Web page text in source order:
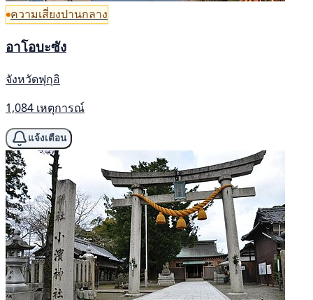
ความเสี่ยงปานกลาง
อาโอบะซัง
จังหวัดฟุกุอิ
1,084 เหตุการณ์
แจ้งเตือน